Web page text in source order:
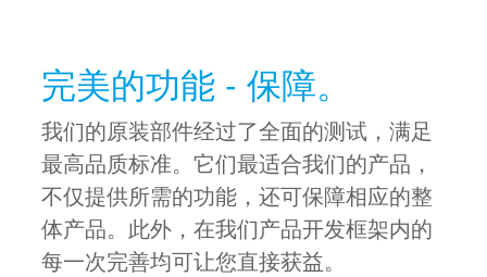
完美的功能 - 保障。
我们的原装部件经过了全面的测试，满足
最高品质标准。它们最适合我们的产品，
不仅提供所需的功能，还可保障相应的整
体产品。此外，在我们产品开发框架内的
每一次完善均可让您直接获益。